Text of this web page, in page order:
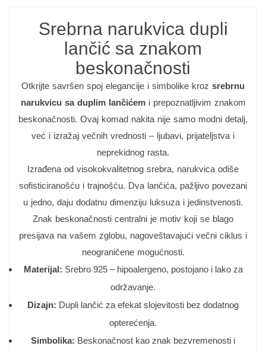
Srebrna narukvica dupli
lančić sa znakom
beskonačnosti
Otkrijte savršen spoj elegancije i simbolike kroz srebrnu
narukvicu sa duplim lančićemi prepoznatljivim znakom
beskonačnosti. Ovaj komad nakita nije samo modni detalj,
već i izražaj večnih vrednosti – ljubavi, prijateljstva i
neprekidnog rasta.
Izrađena od visokokvalitetnog srebra, narukvica odiše
sofisticiranošću i trajnošću. Dva lančića, pažljivo povezani
u jedno, daju dodatnu dimenziju luksuza i jedinstvenosti.
Znak beskonačnosti centralni je motiv koji se blago
presijava na vašem zglobu, nagoveštavajući večni ciklus i
neograničene mogućnosti.
Materijal: Srebro 925 – hipoalergeno, postojano i lako za
održavanje.
Dizajn: Dupli lančić za efekat slojevitosti bez dodatnog
opterećenja.
Simbolika: Beskonačnost kao znak bezvremenosti i